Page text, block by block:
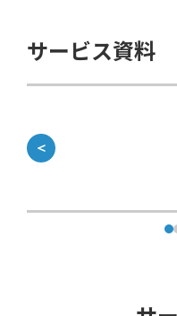
サービス資料
＜